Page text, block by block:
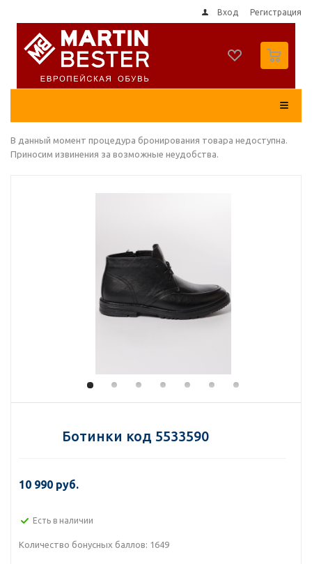
Вход Регистрация
В данный момент процедура бронирования товара недоступна.
Приносим извинения за возможные неудобства.
Ботинки код 5533590
10 990 руб.
Есть в наличии
Количество бонусных баллов: 1649